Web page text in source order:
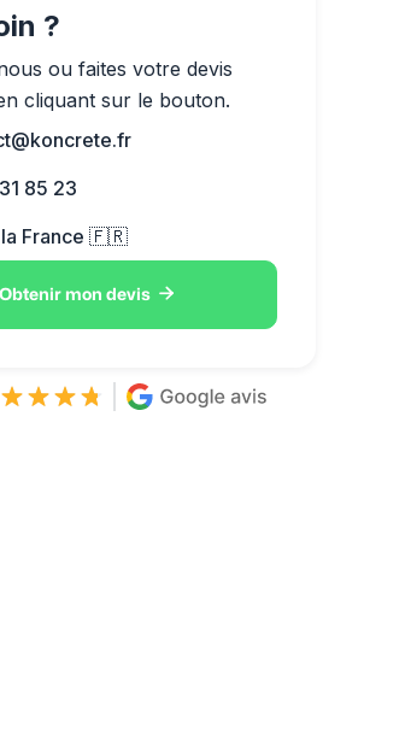
?
ou faites votre devis
cliquant sur le bouton.
85 23
la France 🇫🇷
Obtenir mon devis 